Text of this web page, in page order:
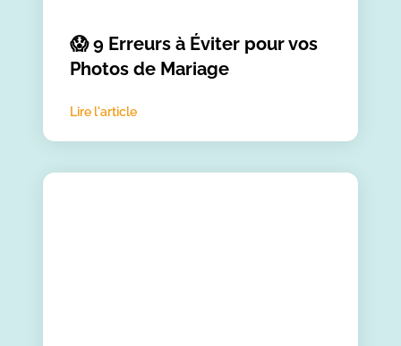
😱 9 Erreurs à Éviter pour vos
Photos de Mariage
Lire l'article